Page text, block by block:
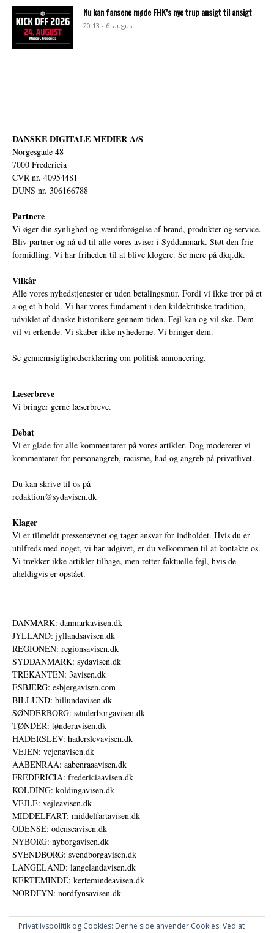
Nu kan fansene møde FHK’s nye trup ansigt til ansigt
20:13 - 6. august
DANSKE DIGITALE MEDIER A/S
Norgesgade 48
7000 Fredericia
CVR nr. 40954481
DUNS nr. 306166788
Partnere
Vi øger din synlighed og værdiforøgelse af brand, produkter og service.
Bliv partner og nå ud til alle vores aviser i Syddanmark. Støt den frie
formidling. Vi har friheden til at blive klogere. Se mere på dkq.dk.
Vilkår
Alle vores nyhedstjenester er uden betalingsmur. Fordi vi ikke tror på et
a og et b hold. Vi har vores fundament i den kildekritiske tradition,
udviklet af danske historikere gennem tiden. Fejl kan og vil ske. Dem
vil vi erkende. Vi skaber ikke nyhederne. Vi bringer dem.
Se gennemsigtighedserklæring om politisk annoncering.
Læserbreve
Vi bringer gerne læserbreve.
Debat
Vi er glade for alle kommentarer på vores artikler. Dog modererer vi
kommentarer for personangreb, racisme, had og angreb på privatlivet.
Du kan skrive til os på
redaktion@sydavisen.dk
Klager
Vi er tilmeldt pressenævnet og tager ansvar for indholdet. Hvis du er
utilfreds med noget, vi har udgivet, er du velkommen til at kontakte os.
Vi trækker ikke artikler tilbage, men retter faktuelle fejl, hvis de
uheldigvis er opstået.
DANMARK: danmarkavisen.dk
JYLLAND: jyllandsavisen.dk
REGIONEN: regionsavisen.dk
SYDDANMARK: sydavisen.dk
TREKANTEN: 3avisen.dk
ESBJERG: esbjergavisen.com
BILLUND: billundavisen.dk
SØNDERBORG: sønderborgavisen.dk
TØNDER: tønderavisen.dk
HADERSLEV: haderslevavisen.dk
VEJEN: vejenavisen.dk
AABENRAA: aabenraaavisen.dk
FREDERICIA: fredericiaavisen.dk
KOLDING: koldingavisen.dk
VEJLE: vejleavisen.dk
MIDDELFART: middelfartavisen.dk
ODENSE: odenseavisen.dk
NYBORG: nyborgavisen.dk
SVENDBORG: svendborgavisen.dk
LANGELAND: langelandavisen.dk
KERTEMINDE: kertemindeavisen.dk
NORDFYN: nordfynsavisen.dk
Privatlivspolitik og Cookies: Denne side anvender Cookies. Ved at